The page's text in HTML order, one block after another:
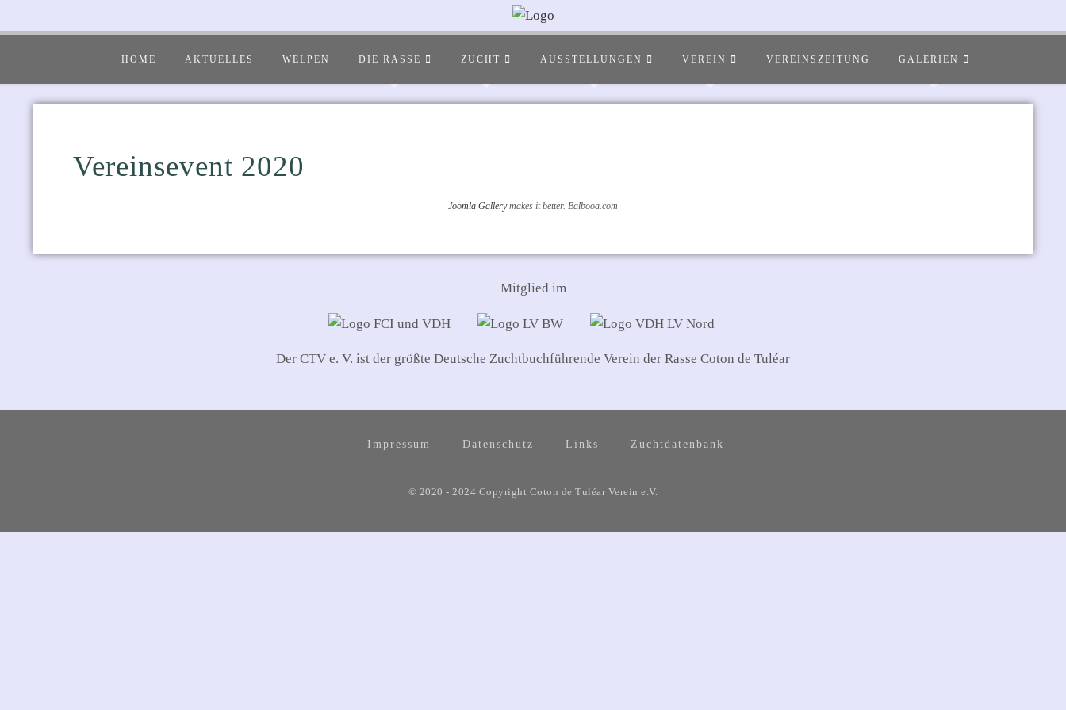
HOME AKTUELLES WELPEN DIE RASSE ZUCHT AUSSTELLUNGEN VEREIN VEREINSZEITUNG GALERIEN
Vereinsevent 2020
Joomla Gallerymakes it better. Balbooa.com
Mitglied im
Der CTV e. V. ist der größte Deutsche Zuchtbuchführende Verein der Rasse Coton de Tuléar
Impressum Datenschutz Links Zuchtdatenbank
© 2020 - 2024 Copyright Coton de Tuléar Verein e.V.